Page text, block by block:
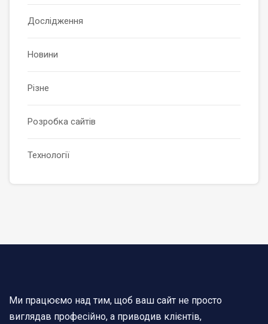
Дослідження
Новини
Різне
Розробка сайтів
Технології
Ми працюємо над тим, щоб ваш сайт не просто
виглядав професійно, а приводив клієнтів,